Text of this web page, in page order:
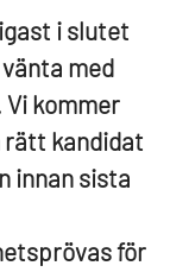
i slutet
med
kommer
rätt kandidat
innan sista
för